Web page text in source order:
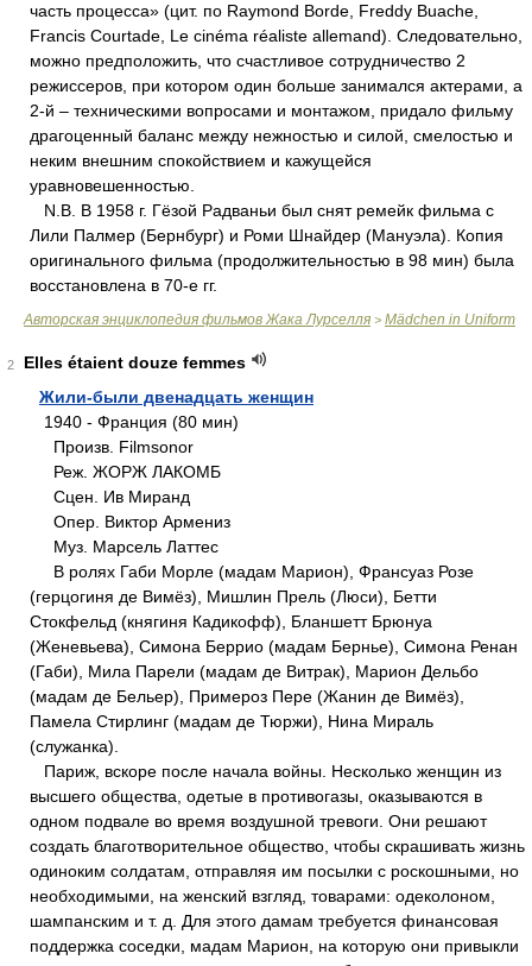
часть процесса» (цит. по Raymond Borde, Freddy Buache,
Francis Courtade, Lе cinéma réaliste allemand). Следовательно,
можно предположить, что счастливое сотрудничество 2
режиссеров, при котором один больше занимался актерами, а
2-й – техническими вопросами и монтажом, придало фильму
драгоценный баланс между нежностью и силой, смелостью и
неким внешним спокойствием и кажущейся
уравновешенностью.
N.B. В 1958 г. Гёзой Радваньи был снят ремейк фильма с
Лили Палмер (Бернбург) и Роми Шнайдер (Мануэла). Копия
оригинального фильма (продолжительностью в 98 мин) была
восстановлена в 70-е гг.
Авторская энциклопедия фильмов Жака Лурселля > Mädchen in Uniform
2
Elles étaient douze femmes
Жили-были двенадцать женщин
1940 - Франция (80 мин)
Произв. Filmsonor
Реж. ЖОРЖ ЛАКОМБ
Сцен. Ив Миранд
Опер. Виктор Армениз
Муз. Марсель Латтес
В ролях Габи Морле (мадам Марион), Франсуаз Розе
(герцогиня де Вимёз), Мишлин Прель (Люси), Бетти
Стокфельд (княгиня Кадикофф), Бланшетт Брюнуа
(Женевьева), Симона Беррио (мадам Бернье), Симона Ренан
(Габи), Мила Парели (мадам де Витрак), Марион Дельбо
(мадам де Бельер), Примероз Пере (Жанин де Вимёз),
Памела Стирлинг (мадам де Тюржи), Нина Мираль
(служанка).
Париж, вскоре после начала войны. Несколько женщин из
высшего общества, одетые в противогазы, оказываются в
одном подвале во время воздушной тревоги. Они решают
создать благотворительное общество, чтобы скрашивать жизнь
одиноким солдатам, отправляя им посылки с роскошными, но
необходимыми, на женский взгляд, товарами: одеколоном,
шампанским и т. д. Для этого дамам требуется финансовая
поддержка соседки, мадам Марион, на которую они привыкли